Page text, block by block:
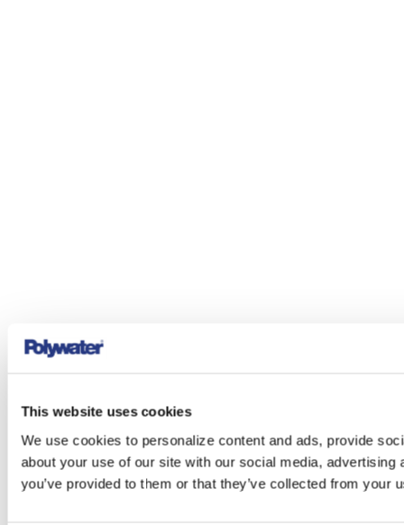
This website uses cookies
We use cookies to personalize content and ads, provide
about your use of our site with our social media,
you’ve provided to them or that they’ve collected from your